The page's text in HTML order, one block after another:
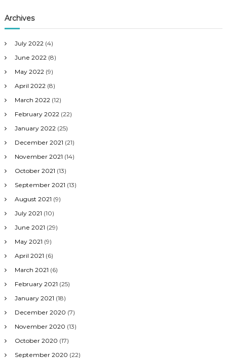
Archives
July 2022 (4)
June 2022 (8)
May 2022 (9)
April 2022 (8)
March 2022 (12)
February 2022 (22)
January 2022 (25)
December 2021 (21)
November 2021 (14)
October 2021 (13)
September 2021 (13)
August 2021 (9)
July 2021 (10)
June 2021 (29)
May 2021 (9)
April 2021 (6)
March 2021 (6)
February 2021 (25)
January 2021 (18)
December 2020 (7)
November 2020 (13)
October 2020 (17)
September 2020 (22)